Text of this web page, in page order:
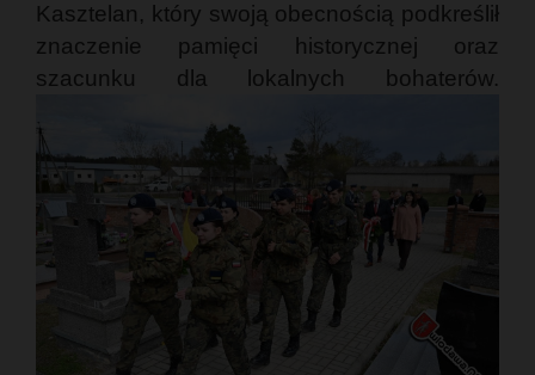
Kasztelan, który swoją obecnością podkreślił
znaczenie pamięci historycznej oraz
szacunku dla lokalnych bohaterów.